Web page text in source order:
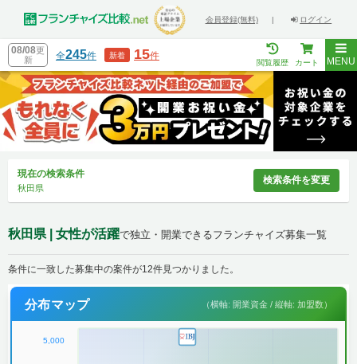
会員登録(無料) | ログイン
08/08更
新
全245件 新着 15件
閲覧履歴 カート MENU
現在の検索条件
秋田県
検索条件を変更
秋田県 | 女性が活躍で独立・開業できるフランチャイズ募集一覧
条件に一致した募集中の案件が12件見つかりました。
分布マップ （横軸: 開業資金 / 縦軸: 加盟数）
5,000